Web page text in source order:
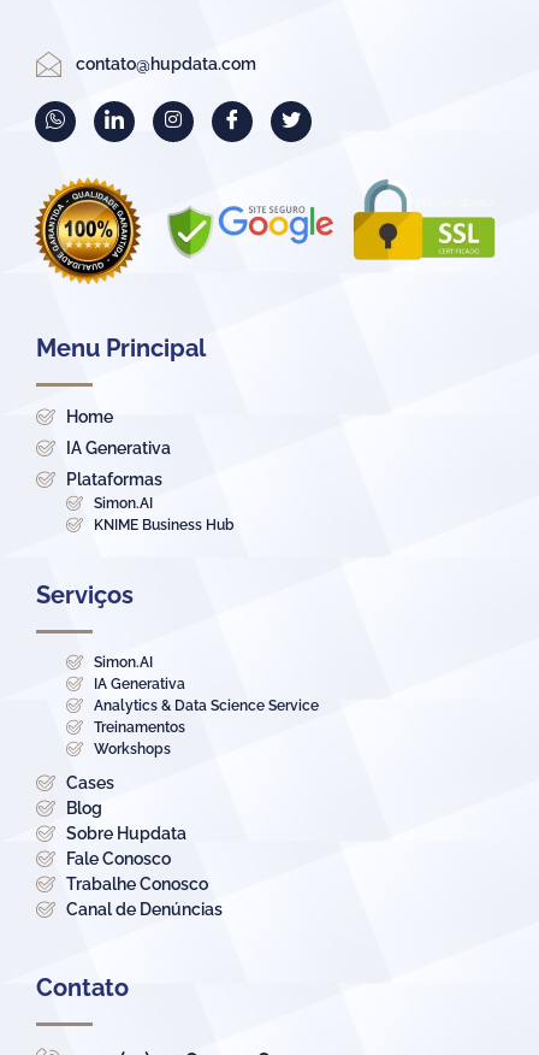
contato@hupdata.com
Menu Principal
Home
IA Generativa
Plataformas
Simon.AI
KNIME Business Hub
Serviços
Simon.AI
IA Generativa
Analytics & Data Science Service
Treinamentos
Workshops
Cases
Blog
Sobre Hupdata
Fale Conosco
Trabalhe Conosco
Canal de Denúncias
Contato